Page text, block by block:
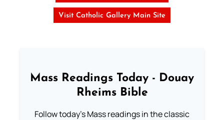
Visit Catholic Gallery Main Site
Mass Readings Today - Douay
Rheims Bible
Follow today's Mass readings in the classic